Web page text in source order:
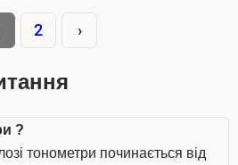
2 ›
?
тонометри починається від